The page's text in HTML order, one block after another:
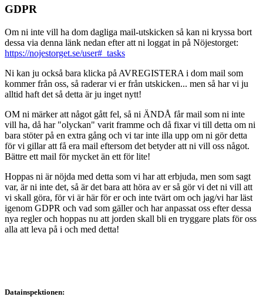
GDPR
Om ni inte vill ha dom dagliga mail-utskicken så kan ni kryssa bort
dessa via denna länk nedan efter att ni loggat in på Nöjestorget:
https://nojestorget.se/user#_tasks
Ni kan ju också bara klicka på AVREGISTERA i dom mail som
kommer från oss, så raderar vi er från utskicken... men så har vi ju
alltid haft det så detta är ju inget nytt!
OM ni märker att något gått fel, så ni ÄNDÅ får mail som ni inte
vill ha, då har "olyckan" varit framme och då fixar vi till detta om ni
bara stöter på en extra gång och vi tar inte illa upp om ni gör detta
för vi gillar att få era mail eftersom det betyder att ni vill oss något.
Bättre ett mail för mycket än ett för lite!
Hoppas ni är nöjda med detta som vi har att erbjuda, men som sagt
var, är ni inte det, så är det bara att höra av er så gör vi det ni vill att
vi skall göra, för vi är här för er och inte tvärt om och jag/vi har läst
igenom GDPR och vad som gäller och har anpassat oss efter dessa
nya regler och hoppas nu att jorden skall bli en tryggare plats för oss
alla att leva på i och med detta!
Datainspektionen: